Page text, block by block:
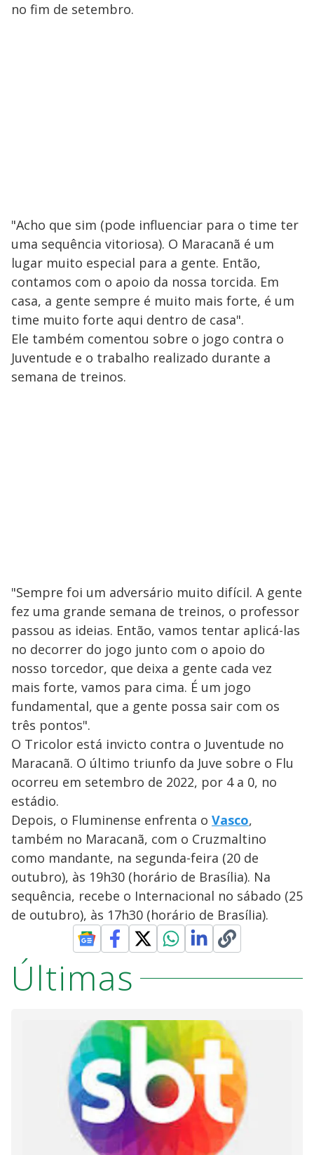
no fim de setembro.
"Acho que sim (pode influenciar para o time ter
uma sequência vitoriosa). O Maracanã é um
lugar muito especial para a gente. Então,
contamos com o apoio da nossa torcida. Em
casa, a gente sempre é muito mais forte, é um
time muito forte aqui dentro de casa".
Ele também comentou sobre o jogo contra o
Juventude e o trabalho realizado durante a
semana de treinos.
"Sempre foi um adversário muito difícil. A gente
fez uma grande semana de treinos, o professor
passou as ideias. Então, vamos tentar aplicá-las
no decorrer do jogo junto com o apoio do
nosso torcedor, que deixa a gente cada vez
mais forte, vamos para cima. É um jogo
fundamental, que a gente possa sair com os
três pontos".
O Tricolor está invicto contra o Juventude no
Maracanã. O último triunfo da Juve sobre o Flu
ocorreu em setembro de 2022, por 4 a 0, no
estádio.
Depois, o Fluminense enfrenta o Vasco,
também no Maracanã, com o Cruzmaltino
como mandante, na segunda-feira (20 de
outubro), às 19h30 (horário de Brasília). Na
sequência, recebe o Internacional no sábado (25
de outubro), às 17h30 (horário de Brasília).
Últimas